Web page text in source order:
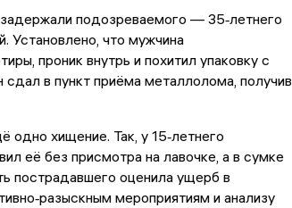
подозреваемого — 35‑летнего
Установлено, что мужчина
проник внутрь и похитил упаковку с
в пункт приёма металлолома, получив
одно хищение. Так, у 15‑летнего
её без присмотра на лавочке, а в сумке
пострадавшего оценила ущерб в
мероприятиям и анализу